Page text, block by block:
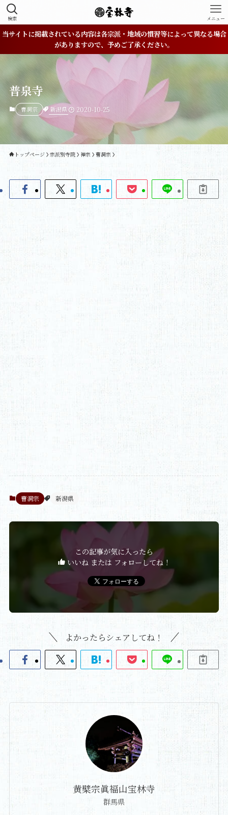
検索 メニュー
当サイトに掲載されている内容は各宗派・地域の慣習等によって異なる場合
がありますので、予めご了承ください。
普泉寺
曹洞宗 新潟県 2020-10-25
トップページ 宗派別寺院 禅宗 曹洞宗
曹洞宗 新潟県
この記事が気に入ったら
いいね または フォローしてね！
よかったらシェアしてね！
黄檗宗眞福山宝林寺
群馬県